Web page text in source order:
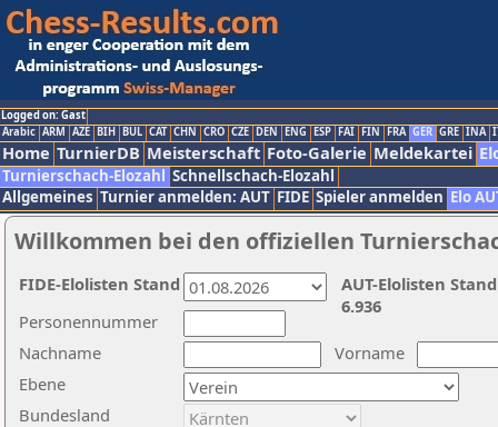
Logged on: Gast
Arabic ARM AZE BIH BUL CAT CHN CRO CZE DEN ENG ESP FAI FIN FRA GER GRE INA
Home TurnierDB Meisterschaft Foto-Galerie Meldekartei
Turnierschach-Elozahl Schnellschach-Elozahl
Allgemeines Turnier anmelden: AUT FIDE Spieler anmelden Elo
Willkommen bei den offiziellen
Nachname
Vorname
Ebene
Personennummer
Bundesland
AUT-Elolisten
6.936
FIDE-Elolisten Stand